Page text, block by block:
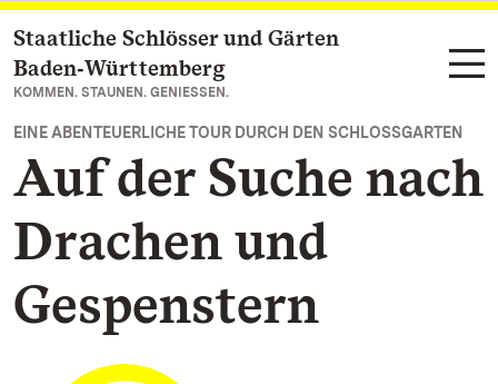
Zum Hauptinhalt springen
Staatliche Schlösser und Gärten
Baden‑Württemberg
KOMMEN. STAUNEN. GENIESSEN.
EINE ABENTEUERLICHE TOUR DURCH DEN SCHLOSSGARTEN
Auf der Suche nach
Drachen und
Gespenstern